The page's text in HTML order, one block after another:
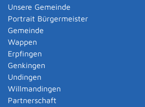
Unsere Gemeinde
Portrait Bürgermeister
Gemeinde
Wappen
Erpfingen
Genkingen
Undingen
Willmandingen
Partnerschaft
Voraussetzungen
Aspekte der Allgemeinheit werden
Verfahrensablauf
Sie können die Erlaubnis formlos bei
Stelle beantragen. Geben Sie in Ihrem
welches Gewässer Sie befahren
fügen Sie eine Beschreibung Ihres